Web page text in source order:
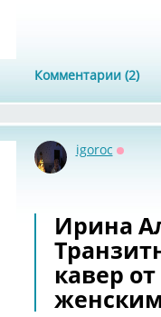
Комментарии (2)
igoroc
Ирина
кавер